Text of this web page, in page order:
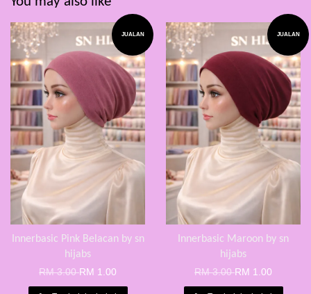
JUALAN
Innerbasic Pink Belacan by sn
hijabs
RM 3.00RM 1.00
JUALAN
Innerbasic Maroon by sn
hijabs
RM 3.00RM 1.00